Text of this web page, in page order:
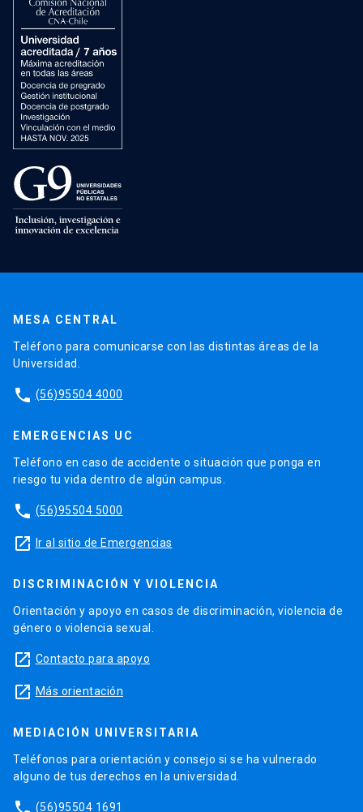
MESA CENTRAL
Teléfono para comunicarse con las distintas áreas de la
Universidad.
phone (56)95504 4000
EMERGENCIAS UC
Teléfono en caso de accidente o situación que ponga en
riesgo tu vida dentro de algún campus.
phone (56)95504 5000
launch Ir al sitio de Emergencias
DISCRIMINACIÓN Y VIOLENCIA
Orientación y apoyo en casos de discriminación, violencia de
género o violencia sexual.
launch Contacto para apoyo
launch Más orientación
MEDIACIÓN UNIVERSITARIA
Teléfonos para orientación y consejo si se ha vulnerado
alguno de tus derechos en la universidad.
(56)95504 1691